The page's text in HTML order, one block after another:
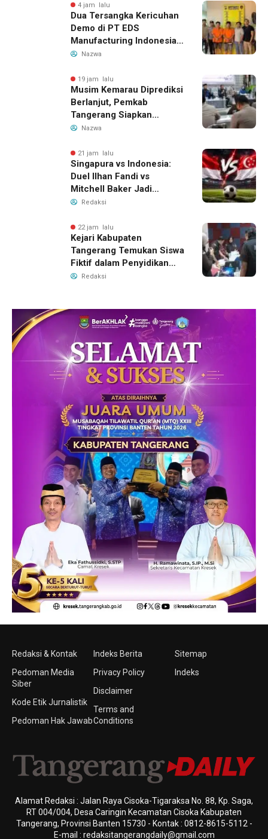
4 jam lalu
Dua Tersangka Kericuhan
Demo di PT EDS
Manufacturing Indonesia
Ditahan, Polda Banten
Pengelolaan Limbah
Nazwa
19 jam lalu
Musim Kemarau Diprediksi
Berlanjut, Pemkab
Tangerang Siapkan
Langkah Antisipasi Krisis
Nazwa
21 jam lalu
Singapura vs Indonesia:
Duel Ilhan Fandi vs
Mitchell Baker Jadi
Sorotan di Piala AFF 2026
Redaksi
22 jam lalu
Kejari Kabupaten
Tangerang Temukan Siswa
Fiktif dalam Penyidikan
Dana BOP PKBM
Redaksi
Redaksi & Kontak
Pedoman Media
Siber
Kode Etik Jurnalistik
Pedoman Hak Jawab
Indeks Berita
Privacy Policy
Disclaimer
Terms and
Conditions
Sitemap
Indeks
Alamat Redaksi : Jalan Raya Cisoka-Tigaraksa No. 88, Kp. Saga,
RT 004/004, Desa Caringin Kecamatan Cisoka Kabupaten
Tangerang, Provinsi Banten 15730 - Kontak : 0812-8615-5112 -
E-mail : redaksitangerangdaily@gmail.com